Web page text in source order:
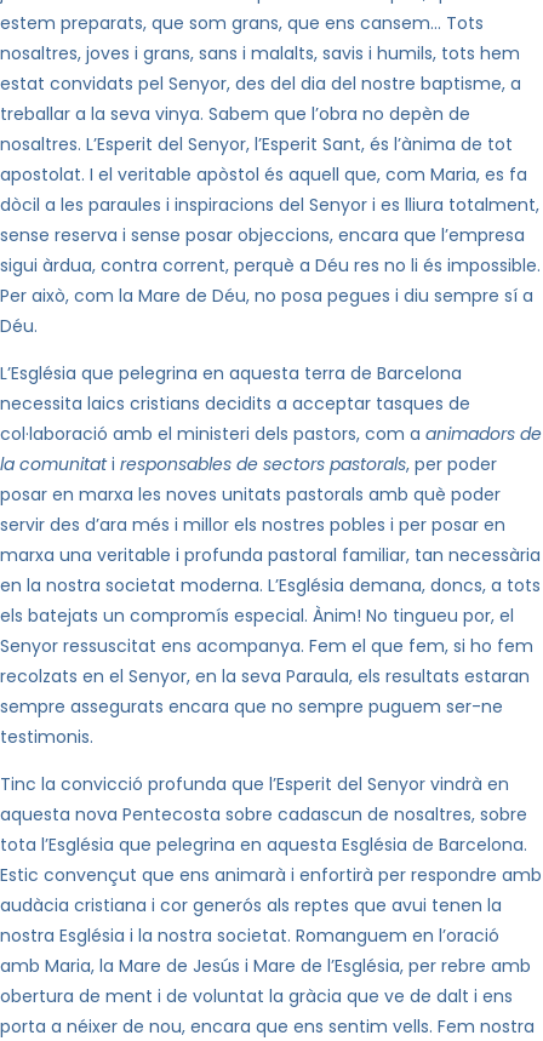
estem preparats, que som grans, que ens cansem… Tots
nosaltres, joves i grans, sans i malalts, savis i humils, tots hem
estat convidats pel Senyor, des del dia del nostre baptisme, a
treballar a la seva vinya. Sabem que l’obra no depèn de
nosaltres. L’Esperit del Senyor, l’Esperit Sant, és l’ànima de tot
apostolat. I el veritable apòstol és aquell que, com Maria, es fa
dòcil a les paraules i inspiracions del Senyor i es lliura totalment,
sense reserva i sense posar objeccions, encara que l’empresa
sigui àrdua, contra corrent, perquè a Déu res no li és impossible.
Per això, com la Mare de Déu, no posa pegues i diu sempre sí a
Déu.
L’Església que pelegrina en aquesta terra de Barcelona
necessita laics cristians decidits a acceptar tasques de
col·laboració amb el ministeri dels pastors, com a animadors de
la comunitati responsables de sectors pastorals, per poder
posar en marxa les noves unitats pastorals amb què poder
servir des d’ara més i millor els nostres pobles i per posar en
marxa una veritable i profunda pastoral familiar, tan necessària
en la nostra societat moderna. L’Església demana, doncs, a tots
els batejats un compromís especial. Ànim! No tingueu por, el
Senyor ressuscitat ens acompanya. Fem el que fem, si ho fem
recolzats en el Senyor, en la seva Paraula, els resultats estaran
sempre assegurats encara que no sempre puguem ser-ne
testimonis.
Tinc la convicció profunda que l’Esperit del Senyor vindrà en
aquesta nova Pentecosta sobre cadascun de nosaltres, sobre
tota l’Església que pelegrina en aquesta Església de Barcelona.
Estic convençut que ens animarà i enfortirà per respondre amb
audàcia cristiana i cor generós als reptes que avui tenen la
nostra Església i la nostra societat. Romanguem en l’oració
amb Maria, la Mare de Jesús i Mare de l’Església, per rebre amb
obertura de ment i de voluntat la gràcia que ve de dalt i ens
porta a néixer de nou, encara que ens sentim vells. Fem nostra